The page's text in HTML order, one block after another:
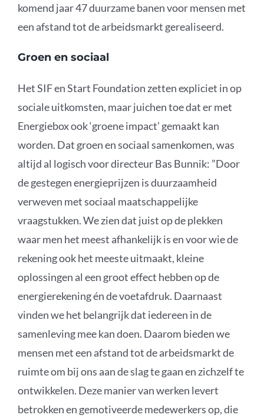
komend jaar 47 duurzame banen voor mensen met
een afstand tot de arbeidsmarkt gerealiseerd.
Groen en sociaal
Het SIF en Start Foundation zetten expliciet in op
sociale uitkomsten, maar juichen toe dat er met
Energiebox ook ‘groene impact’ gemaakt kan
worden. Dat groen en sociaal samenkomen, was
altijd al logisch voor directeur Bas Bunnik: ”Door
de gestegen energieprijzen is duurzaamheid
verweven met sociaal maatschappelijke
vraagstukken. We zien dat juist op de plekken
waar men het meest afhankelijk is en voor wie de
rekening ook het meeste uitmaakt, kleine
oplossingen al een groot effect hebben op de
energierekening én de voetafdruk. Daarnaast
vinden we het belangrijk dat iedereen in de
samenleving mee kan doen. Daarom bieden we
mensen met een afstand tot de arbeidsmarkt de
ruimte om bij ons aan de slag te gaan en zichzelf te
ontwikkelen. Deze manier van werken levert
betrokken en gemotiveerde medewerkers op, die